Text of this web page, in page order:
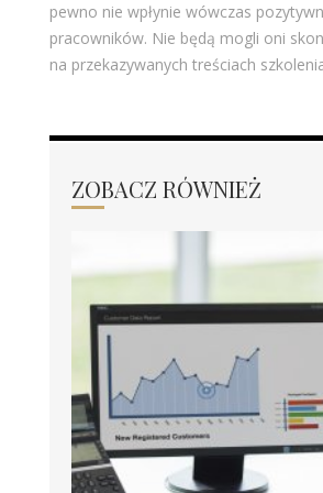
pewno nie wpłynie wówczas
pracowników. Nie będą mogli oni
na przekazywanych treściach
ZOBACZ RÓWNIEŻ